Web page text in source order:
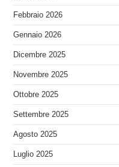
Febbraio 2026
Gennaio 2026
Dicembre 2025
Novembre 2025
Ottobre 2025
Settembre 2025
Agosto 2025
Luglio 2025